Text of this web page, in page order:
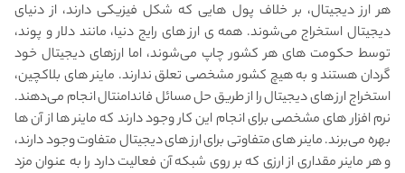
هر ارز دیجیتال، بر خلاف پول هایی که شکل فیزیکی دارند، از دنیای
دیجیتال استخراج می‌شوند. همه ی ارز های رایج دنیا، مانند دلار و پوند،
توسط حکومت های هر کشور چاپ می‌شوند، اما ارزهای دیجیتال خود
گردان هستند و به هیچ کشور مشخصی تعلق ندارند. ماینر های بلاکچین،
استخراج ارز های دیجیتال را از طریق حل مسائل فاندامنتال انجام می‌دهند.
نرم افزار های مشخصی برای انجام این کار وجود دارند که ماینر ها از آن ها
بهره می‌برند. ماینر های متفاوتی برای ارز های دیجیتال متفاوت وجود دارند،
و هر ماینر مقداری از ارزی که بر روی شبکه آن فعالیت دارد را به عنوان مزد